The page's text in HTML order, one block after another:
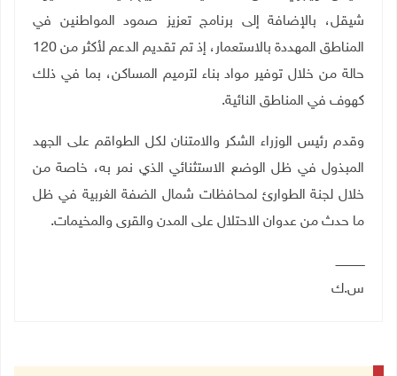
شيقل، بالإضافة إلى برنامج تعزيز صمود المواطنين في
المناطق المهددة بالاستعمار، إذ تم تقديم الدعم لأكثر من 120
حالة من خلال توفير مواد بناء لترميم المساكن، بما في ذلك
كهوف في المناطق النائية.
وقدم رئيس الوزراء الشكر والامتنان لكل الطواقم على الجهد
المبذول في ظل الوضع الاستثنائي الذي نمر به، خاصة من
خلال لجنة الطوارئ لمحافظات شمال الضفة الغربية في ظل
ما حدث من عدوان الاحتلال على المدن والقرى والمخيمات.
ــــــــــــــــ
س.ك